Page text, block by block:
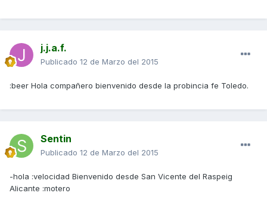
j.j.a.f.
Publicado 12 de Marzo del 2015
:beer Hola compañero bienvenido desde la probincia fe Toledo.
Sentin
Publicado 12 de Marzo del 2015
-hola :velocidad Bienvenido desde San Vicente del Raspeig
Alicante :motero